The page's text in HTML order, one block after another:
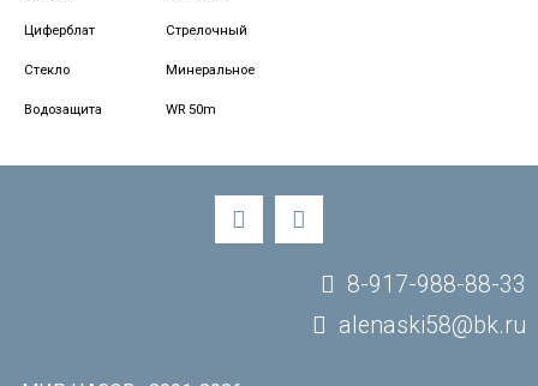
Циферблат Стрелочный
Стекло Минеральное
Водозащита WR 50m
8-917-988-88-33
alenaski58@bk.ru